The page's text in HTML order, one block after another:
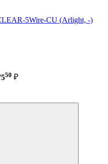
5Wire-CU (Arlight, -)
50 ₽